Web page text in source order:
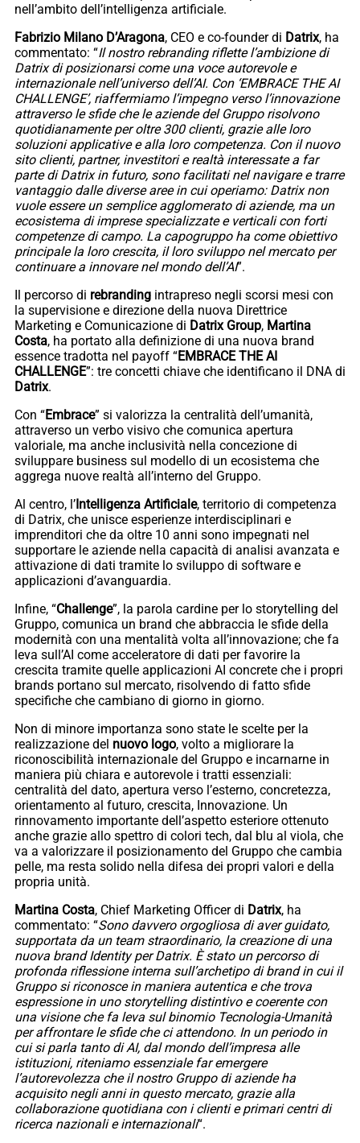
nell’ambito dell’intelligenza artificiale.
Fabrizio Milano D’Aragona, CEO e co-founder di Datrix, ha
commentato: “Il nostro rebranding riflette l’ambizione di
Datrix di posizionarsi come una voce autorevole e
internazionale nell’universo dell’AI. Con ‘EMBRACE THE AI
CHALLENGE’, riaffermiamo l’impegno verso l’innovazione
attraverso le sfide che le aziende del Gruppo risolvono
quotidianamente per oltre 300 clienti, grazie alle loro
soluzioni applicative e alla loro competenza. Con il nuovo
sito clienti, partner, investitori e realtà interessate a far
parte di Datrix in futuro, sono facilitati nel navigare e trarre
vantaggio dalle diverse aree in cui operiamo: Datrix non
vuole essere un semplice agglomerato di aziende, ma un
ecosistema di imprese specializzate e verticali con forti
competenze di campo. La capogruppo ha come obiettivo
principale la loro crescita, il loro sviluppo nel mercato per
continuare a innovare nel mondo dell’AI”.
Il percorso di rebranding intrapreso negli scorsi mesi con
la supervisione e direzione della nuova Direttrice
Marketing e Comunicazione di Datrix Group, Martina
Costa, ha portato alla definizione di una nuova brand
essence tradotta nel payoff “EMBRACE THE AI
CHALLENGE”: tre concetti chiave che identificano il DNA di
Datrix.
Con “Embrace” si valorizza la centralità dell’umanità,
attraverso un verbo visivo che comunica apertura
valoriale, ma anche inclusività nella concezione di
sviluppare business sul modello di un ecosistema che
aggrega nuove realtà all’interno del Gruppo.
Al centro, l’Intelligenza Artificiale, territorio di competenza
di Datrix, che unisce esperienze interdisciplinari e
imprenditori che da oltre 10 anni sono impegnati nel
supportare le aziende nella capacità di analisi avanzata e
attivazione di dati tramite lo sviluppo di software e
applicazioni d’avanguardia.
Infine, “Challenge”, la parola cardine per lo storytelling del
Gruppo, comunica un brand che abbraccia le sfide della
modernità con una mentalità volta all’innovazione; che fa
leva sull’AI come acceleratore di dati per favorire la
crescita tramite quelle applicazioni AI concrete che i propri
brands portano sul mercato, risolvendo di fatto sfide
specifiche che cambiano di giorno in giorno.
Non di minore importanza sono state le scelte per la
realizzazione del nuovo logo, volto a migliorare la
riconoscibilità internazionale del Gruppo e incarnarne in
maniera più chiara e autorevole i tratti essenziali:
centralità del dato, apertura verso l’esterno, concretezza,
orientamento al futuro, crescita, Innovazione. Un
rinnovamento importante dell’aspetto esteriore ottenuto
anche grazie allo spettro di colori tech, dal blu al viola, che
va a valorizzare il posizionamento del Gruppo che cambia
pelle, ma resta solido nella difesa dei propri valori e della
propria unità.
Martina Costa, Chief Marketing Officer di Datrix, ha
commentato: “Sono davvero orgogliosa di aver guidato,
supportata da un team straordinario, la creazione di una
nuova brand Identity per Datrix. È stato un percorso di
profonda riflessione interna sull’archetipo di brand in cui il
Gruppo si riconosce in maniera autentica e che trova
espressione in uno storytelling distintivo e coerente con
una visione che fa leva sul binomio Tecnologia-Umanità
per affrontare le sfide che ci attendono. In un periodo in
cui si parla tanto di AI, dal mondo dell’impresa alle
istituzioni, riteniamo essenziale far emergere
l’autorevolezza che il nostro Gruppo di aziende ha
acquisito negli anni in questo mercato, grazie alla
collaborazione quotidiana con i clienti e primari centri di
ricerca nazionali e internazionali“.